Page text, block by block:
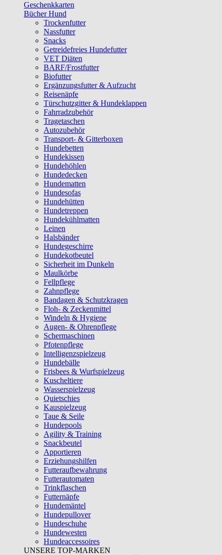
Geschenkkarten
Bücher Hund
Trockenfutter
Nassfutter
Snacks
Getreidefreies Hundefutter
VET Diäten
BARF/Frostfutter
Biofutter
Ergänzungsfutter & Aufzucht
Reisenäpfe
Türschutzgitter & Hundeklappen
Fahrradzubehör
Tragetaschen
Autozubehör
Transport- & Gitterboxen
Hundebetten
Hundekissen
Hundehöhlen
Hundedecken
Hundematten
Hundesofas
Hundehütten
Hundetreppen
Hundekühlmatten
Leinen
Halsbänder
Hundegeschirre
Hundekotbeutel
Sicherheit im Dunkeln
Maulkörbe
Fellpflege
Zahnpflege
Bandagen & Schutzkragen
Floh- & Zeckenmittel
Windeln & Hygiene
Augen- & Ohrenpflege
Schermaschinen
Pfotenpflege
Intelligenzspielzeug
Hundebälle
Frisbees & Wurfspielzeug
Kuscheltiere
Wasserspielzeug
Quietschies
Kauspielzeug
Taue & Seile
Hundepools
Agility & Training
Snackbeutel
Apportieren
Erziehungshilfen
Futteraufbewahrung
Futterautomaten
Trinkflaschen
Futternäpfe
Hundemäntel
Hundepullover
Hundeschuhe
Hundewesten
Hundeaccessoires
UNSERE TOP-MARKEN